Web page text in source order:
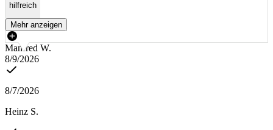
hilfreich
Mehr anzeigen
Manfred W.
8/9/2026
8/7/2026
Heinz S.